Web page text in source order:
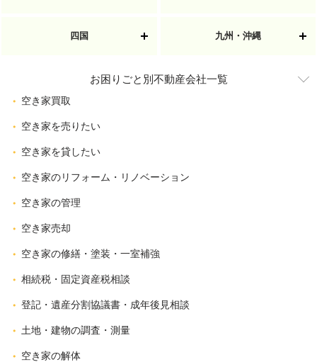
四国 九州・沖縄
お困りごと別不動産会社一覧
空き家買取
空き家を売りたい
空き家を貸したい
空き家のリフォーム・リノベーション
空き家の管理
空き家売却
空き家の修繕・塗装・一室補強
相続税・固定資産税相談
登記・遺産分割協議書・成年後見相談
土地・建物の調査・測量
空き家の解体